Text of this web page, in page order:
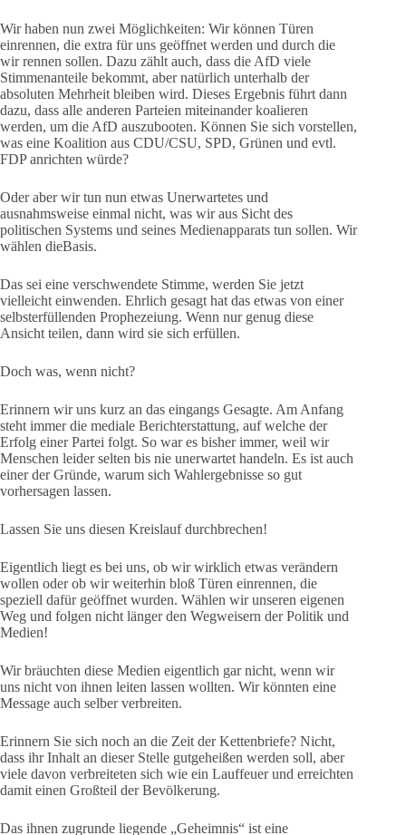
Wir haben nun zwei Möglichkeiten: Wir können Türen
einrennen, die extra für uns geöffnet werden und durch die
wir rennen sollen. Dazu zählt auch, dass die AfD viele
Stimmenanteile bekommt, aber natürlich unterhalb der
absoluten Mehrheit bleiben wird. Dieses Ergebnis führt dann
dazu, dass alle anderen Parteien miteinander koalieren
werden, um die AfD auszubooten. Können Sie sich vorstellen,
was eine Koalition aus CDU/CSU, SPD, Grünen und evtl.
FDP anrichten würde?
Oder aber wir tun nun etwas Unerwartetes und
ausnahmsweise einmal nicht, was wir aus Sicht des
politischen Systems und seines Medienapparats tun sollen. Wir
wählen dieBasis.
Das sei eine verschwendete Stimme, werden Sie jetzt
vielleicht einwenden. Ehrlich gesagt hat das etwas von einer
selbsterfüllenden Prophezeiung. Wenn nur genug diese
Ansicht teilen, dann wird sie sich erfüllen.
Doch was, wenn nicht?
Erinnern wir uns kurz an das eingangs Gesagte. Am Anfang
steht immer die mediale Berichterstattung, auf welche der
Erfolg einer Partei folgt. So war es bisher immer, weil wir
Menschen leider selten bis nie unerwartet handeln. Es ist auch
einer der Gründe, warum sich Wahlergebnisse so gut
vorhersagen lassen.
Lassen Sie uns diesen Kreislauf durchbrechen!
Eigentlich liegt es bei uns, ob wir wirklich etwas verändern
wollen oder ob wir weiterhin bloß Türen einrennen, die
speziell dafür geöffnet wurden. Wählen wir unseren eigenen
Weg und folgen nicht länger den Wegweisern der Politik und
Medien!
Wir bräuchten diese Medien eigentlich gar nicht, wenn wir
uns nicht von ihnen leiten lassen wollten. Wir könnten eine
Message auch selber verbreiten.
Erinnern Sie sich noch an die Zeit der Kettenbriefe? Nicht,
dass ihr Inhalt an dieser Stelle gutgeheißen werden soll, aber
viele davon verbreiteten sich wie ein Lauffeuer und erreichten
damit einen Großteil der Bevölkerung.
Das ihnen zugrunde liegende „Geheimnis“ ist eine